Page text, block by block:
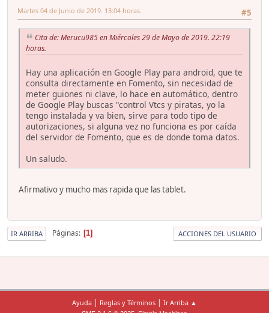
#5
Martes 04 de Junio de 2019. 13:04 horas.
Cita de: Merucu985 en Miércoles 29 de Mayo de 2019. 22:19
horas.
Hay una aplicación en Google Play para android, que te
consulta directamente en Fomento, sin necesidad de
meter guiones ni clave, lo hace en automático, dentro
de Google Play buscas "control Vtcs y piratas, yo la
tengo instalada y va bien, sirve para todo tipo de
autorizaciones, si alguna vez no funciona es por caída
del servidor de Fomento, que es de donde toma datos.
Un saludo.
Afirmativo y mucho mas rapida que las tablet.
IR ARRIBA Páginas 1 ACCIONES DEL USUARIO
Ayuda | Reglas y Términos | Ir Arriba ▲